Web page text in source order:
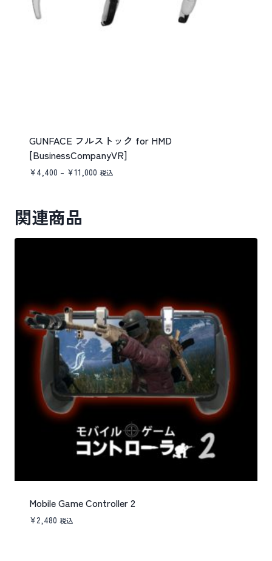
GUNFACE フルストック for HMD
[BusinessCompanyVR]
¥4,400 – ¥11,000 価
税込
関連商品
Mobile Game Controller 2
¥2,480 税込